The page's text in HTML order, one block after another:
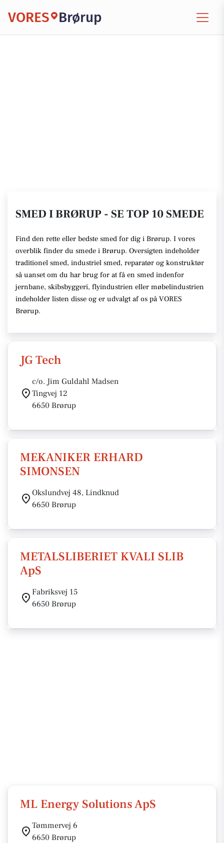
VORES Brørup
SMED I BRØRUP - SE TOP 10 SMEDE
Find den rette eller bedste smed for dig i Brørup. I vores
overblik finder du smede i Brørup. Oversigten indeholder
traditionel smed, industriel smed, reparatør og konstruktør
så uanset om du har brug for at få en smed indenfor
jernbane, skibsbyggeri, flyindustrien eller møbelindustrien
indeholder listen disse og er udvalgt af os på VORES
Brørup.
JG Tech
c/o. Jim Guldahl Madsen
Tingvej 12
6650 Brørup
MEKANIKER ERHARD
SIMONSEN
Okslundvej 48, Lindknud
6650 Brørup
METALSLIBERIET KVALI SLIB
ApS
Fabriksvej 15
6650 Brørup
ML Energy Solutions ApS
Tømmervej 6
6650 Brørup